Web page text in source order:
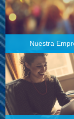
Nuestra